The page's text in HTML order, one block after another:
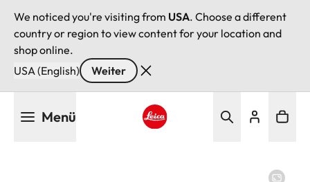
We noticed you're visiting from USA. Choose a different
country or region to view content for your location and
shop online.
USA (English)
Weiter
Menü